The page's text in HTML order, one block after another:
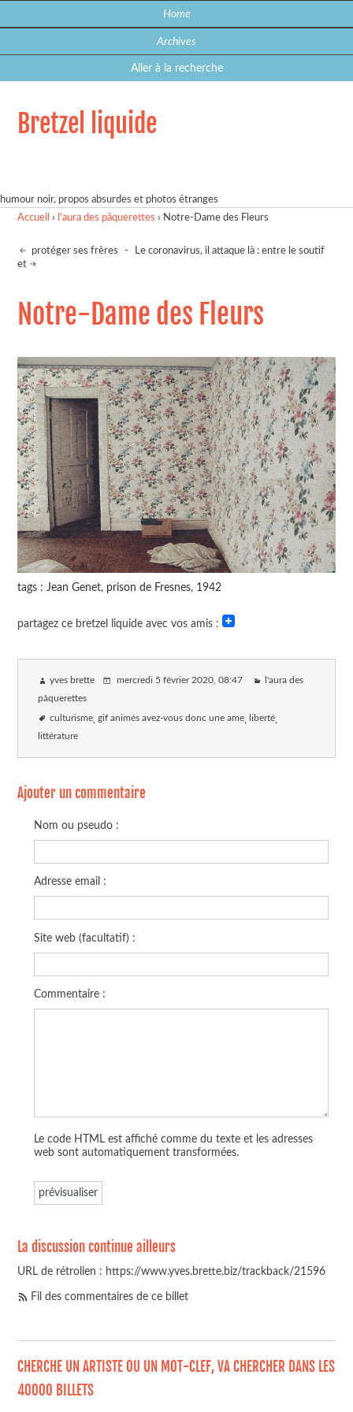
Home
Archives
Aller à la recherche
Bretzel liquide
humour noir, propos absurdes et photos étranges
Accueil › l'aura des pâquerettes › Notre-Dame des Fleurs
protéger ses frères -
Le coronavirus, il attaque là : entre le soutif
et
Notre-Dame des Fleurs
tags : Jean Genet, prison de Fresnes, 1942
partagez ce bretzel liquide avec vos amis :
yves brette mercredi 5 février 2020, 08:47 l'aura des
pâquerettes
culturisme gif animés avez-vous donc une ame liberté
littérature
Ajouter un commentaire
Nom ou pseudo :
Adresse email :
Site web (facultatif) :
Commentaire :
Le code HTML est affiché comme du texte et les adresses
web sont automatiquement transformées.
La discussion continue ailleurs
URL de rétrolien : https://www.yves.brette.biz/trackback/21596
Fil des commentaires de ce billet
CHERCHE UN ARTISTE OU UN MOT-CLEF, VA CHERCHER DANS LES
40000 BILLETS